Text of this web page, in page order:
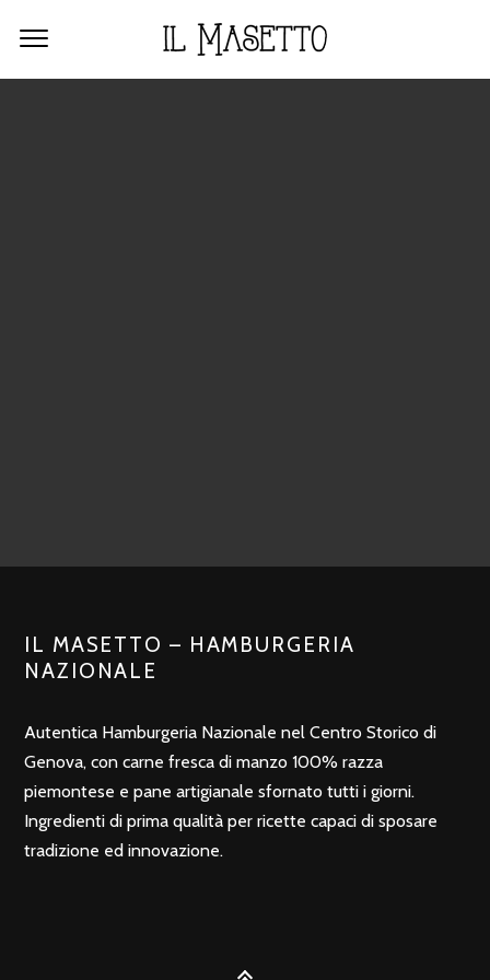
IL MASETTO – HAMBURGERIA
NAZIONALE
Autentica Hamburgeria Nazionale nel Centro Storico di
Genova, con carne fresca di manzo 100% razza
piemontese e pane artigianale sfornato tutti i giorni.
Ingredienti di prima qualità per ricette capaci di sposare
tradizione ed innovazione.